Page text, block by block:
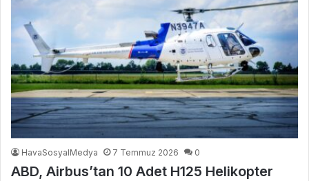
HavaSosyalMedya 7 Temmuz 2026 0
ABD, Airbus’tan 10 Adet H125 Helikopter